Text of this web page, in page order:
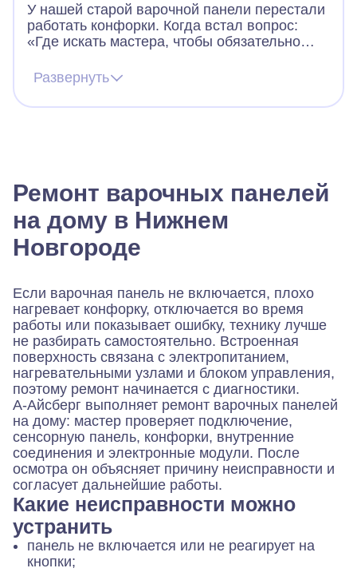
У нашей старой варочной панели перестали
работать конфорки. Когда встал вопрос:
«Где искать мастера, чтобы обязательно
вспомнили про давно висевший на
холодильнике магнит с контактами «А-
Айсберг». Мастер посмотрел плиту,
Развернуть
Ремонт варочных панелей
на дому в Нижнем
Новгороде
Если варочная панель не включается, плохо
нагревает конфорку, отключается во время
работы или показывает ошибку, технику лучше
не разбирать самостоятельно. Встроенная
поверхность связана с электропитанием,
нагревательными узлами и блоком управления,
поэтому ремонт начинается с диагностики.
А-Айсберг выполняет ремонт варочных панелей
на дому: мастер проверяет подключение,
сенсорную панель, конфорки, внутренние
соединения и электронные модули. После
осмотра он объясняет причину неисправности и
согласует дальнейшие работы.
Какие неисправности можно
устранить
панель не включается или не реагирует на
кнопки;